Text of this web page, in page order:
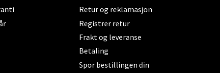
Retur og reklamasjon
Registrer retur
Frakt og leveranse
Betaling
Spor bestillingen din